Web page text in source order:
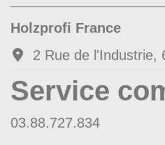
Holzprofi France
2 Rue de l'Industrie,
Service
03.88.727.834